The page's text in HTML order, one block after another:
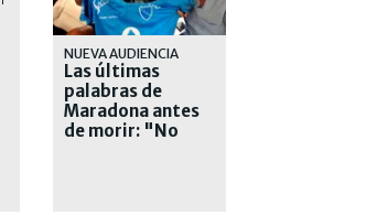
NUEVA AUDIENCIA
Las últimas
palabras de
Maradona antes
de morir: "No